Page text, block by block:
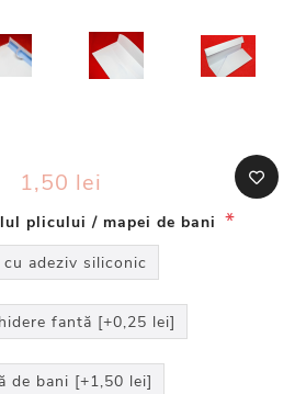
1,50 lei
plicului / mapei de bani *
cu adeziv siliconic
fantă [+0,25 lei]
de bani [+1,50 lei]